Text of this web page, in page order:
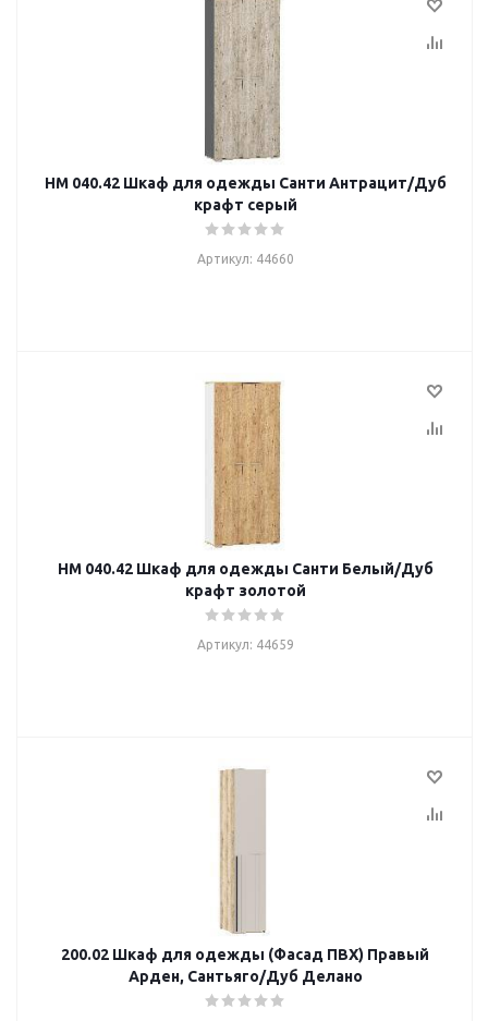
НМ 040.42 Шкаф для одежды Санти Антрацит/Дуб
крафт серый
Артикул: 44660
НМ 040.42 Шкаф для одежды Санти Белый/Дуб
крафт золотой
Артикул: 44659
200.02 Шкаф для одежды (Фасад ПВХ) Правый
Арден, Сантьяго/Дуб Делано